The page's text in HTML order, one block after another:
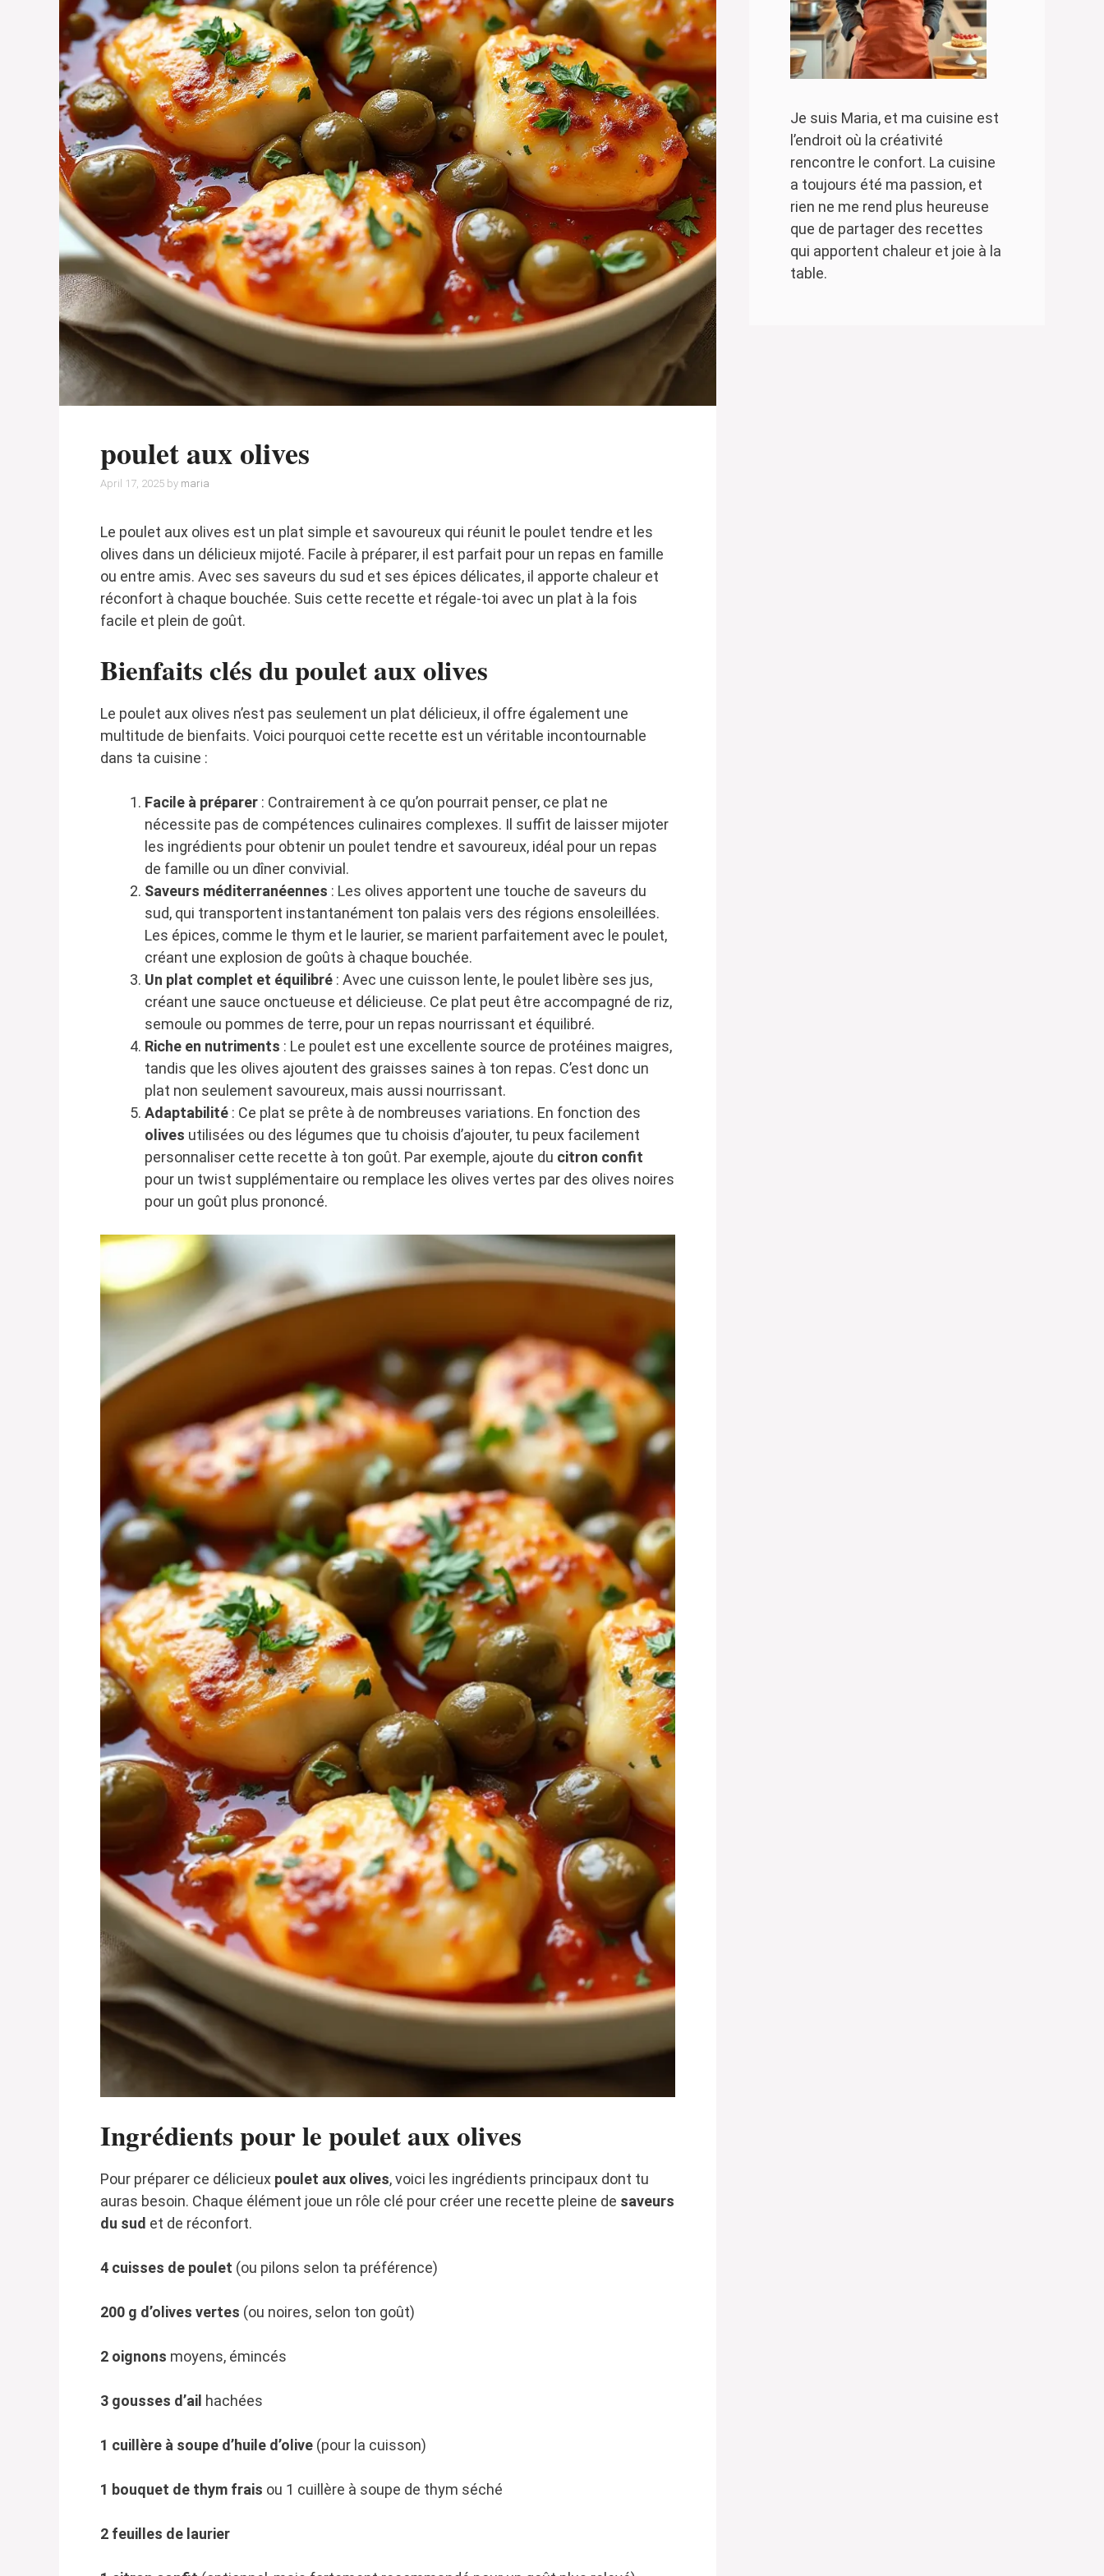
poulet aux olives
April 17, 2025 by maria
Le poulet aux olives est un plat simple et savoureux qui réunit le poulet tendre et les
olives dans un délicieux mijoté. Facile à préparer, il est parfait pour un repas en famille
ou entre amis. Avec ses saveurs du sud et ses épices délicates, il apporte chaleur et
réconfort à chaque bouchée. Suis cette recette et régale-toi avec un plat à la fois
facile et plein de goût.
Bienfaits clés du poulet aux olives
Le poulet aux olives n’est pas seulement un plat délicieux, il offre également une
multitude de bienfaits. Voici pourquoi cette recette est un véritable incontournable
dans ta cuisine :
Facile à préparer : Contrairement à ce qu’on pourrait penser, ce plat ne
nécessite pas de compétences culinaires complexes. Il suffit de laisser mijoter
les ingrédients pour obtenir un poulet tendre et savoureux, idéal pour un repas
de famille ou un dîner convivial.
Saveurs méditerranéennes : Les olives apportent une touche de saveurs du
sud, qui transportent instantanément ton palais vers des régions ensoleillées.
Les épices, comme le thym et le laurier, se marient parfaitement avec le poulet,
créant une explosion de goûts à chaque bouchée.
Un plat complet et équilibré : Avec une cuisson lente, le poulet libère ses jus,
créant une sauce onctueuse et délicieuse. Ce plat peut être accompagné de riz,
semoule ou pommes de terre, pour un repas nourrissant et équilibré.
Riche en nutriments : Le poulet est une excellente source de protéines maigres,
tandis que les olives ajoutent des graisses saines à ton repas. C’est donc un
plat non seulement savoureux, mais aussi nourrissant.
Adaptabilité : Ce plat se prête à de nombreuses variations. En fonction des
olives utilisées ou des légumes que tu choisis d’ajouter, tu peux facilement
personnaliser cette recette à ton goût. Par exemple, ajoute du citron confit
pour un twist supplémentaire ou remplace les olives vertes par des olives noires
pour un goût plus prononcé.
Ingrédients pour le poulet aux olives
Pour préparer ce délicieux poulet aux olives, voici les ingrédients principaux dont tu
auras besoin. Chaque élément joue un rôle clé pour créer une recette pleine de saveurs
du sud et de réconfort.
4 cuisses de poulet (ou pilons selon ta préférence)
200 g d’olives vertes (ou noires, selon ton goût)
2 oignons moyens, émincés
3 gousses d’ail hachées
1 cuillère à soupe d’huile d’olive (pour la cuisson)
1 bouquet de thym frais ou 1 cuillère à soupe de thym séché
2 feuilles de laurier
Je suis Maria, et ma cuisine est
l’endroit où la créativité
rencontre le confort. La cuisine
a toujours été ma passion, et
rien ne me rend plus heureuse
que de partager des recettes
qui apportent chaleur et joie à la
table.